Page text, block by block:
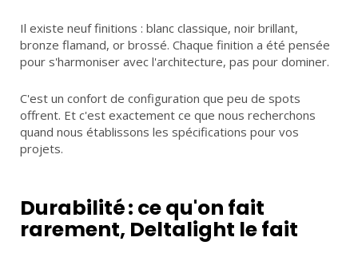
Il existe neuf finitions : blanc classique, noir brillant,
bronze flamand, or brossé. Chaque finition a été pensée
pour s'harmoniser avec l'architecture, pas pour dominer.
C'est un confort de configuration que peu de spots
offrent. Et c'est exactement ce que nous recherchons
quand nous établissons les spécifications pour vos
projets.
Durabilité : ce qu'on fait
rarement, Deltalight le fait